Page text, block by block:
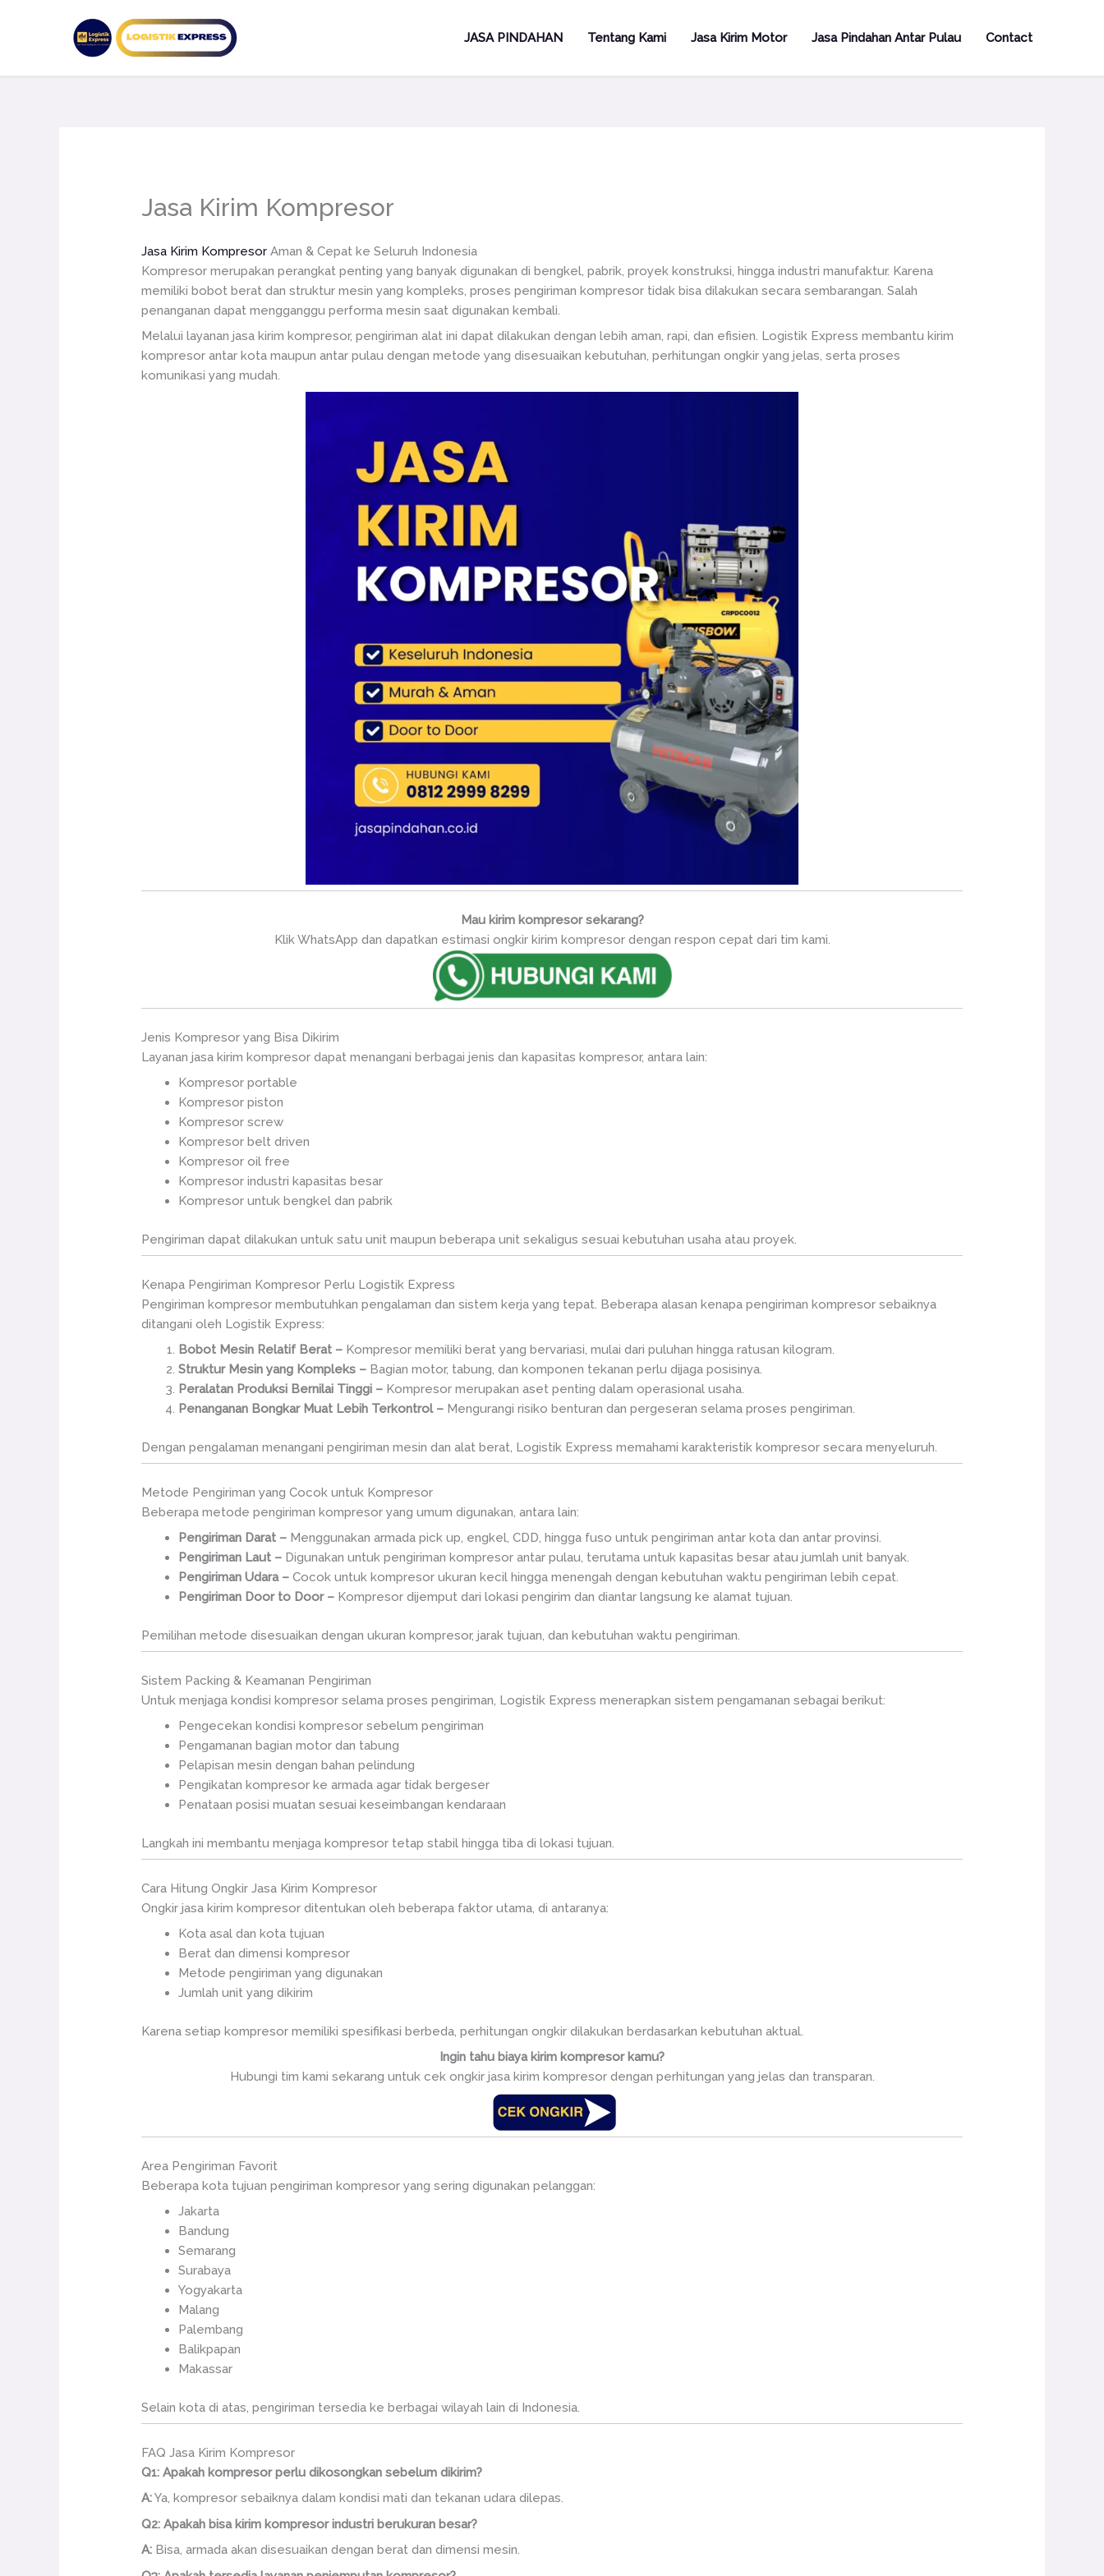
JASA PINDAHAN Tentang Kami Jasa Kirim Motor Jasa Pindahan Antar Pulau Contact
Jasa Kirim Kompresor
Jasa Kirim Kompresor Aman & Cepat ke Seluruh Indonesia
Kompresor merupakan perangkat penting yang banyak digunakan di bengkel, pabrik, proyek konstruksi, hingga industri manufaktur. Karena
memiliki bobot berat dan struktur mesin yang kompleks, proses pengiriman kompresor tidak bisa dilakukan secara sembarangan. Salah
penanganan dapat mengganggu performa mesin saat digunakan kembali.
Melalui layanan jasa kirim kompresor, pengiriman alat ini dapat dilakukan dengan lebih aman, rapi, dan efisien. Logistik Express membantu kirim
kompresor antar kota maupun antar pulau dengan metode yang disesuaikan kebutuhan, perhitungan ongkir yang jelas, serta proses
komunikasi yang mudah.
Mau kirim kompresor sekarang?
Klik WhatsApp dan dapatkan estimasi ongkir kirim kompresor dengan respon cepat dari tim kami.
Jenis Kompresor yang Bisa Dikirim
Layanan jasa kirim kompresor dapat menangani berbagai jenis dan kapasitas kompresor, antara lain:
Kompresor portable
Kompresor piston
Kompresor screw
Kompresor belt driven
Kompresor oil free
Kompresor industri kapasitas besar
Kompresor untuk bengkel dan pabrik
Pengiriman dapat dilakukan untuk satu unit maupun beberapa unit sekaligus sesuai kebutuhan usaha atau proyek.
Kenapa Pengiriman Kompresor Perlu Logistik Express
Pengiriman kompresor membutuhkan pengalaman dan sistem kerja yang tepat. Beberapa alasan kenapa pengiriman kompresor sebaiknya
ditangani oleh Logistik Express:
Bobot Mesin Relatif Berat – Kompresor memiliki berat yang bervariasi, mulai dari puluhan hingga ratusan kilogram.
Struktur Mesin yang Kompleks – Bagian motor, tabung, dan komponen tekanan perlu dijaga posisinya.
Peralatan Produksi Bernilai Tinggi – Kompresor merupakan aset penting dalam operasional usaha.
Penanganan Bongkar Muat Lebih Terkontrol – Mengurangi risiko benturan dan pergeseran selama proses pengiriman.
Dengan pengalaman menangani pengiriman mesin dan alat berat, Logistik Express memahami karakteristik kompresor secara menyeluruh.
Metode Pengiriman yang Cocok untuk Kompresor
Beberapa metode pengiriman kompresor yang umum digunakan, antara lain:
Pengiriman Darat – Menggunakan armada pick up, engkel, CDD, hingga fuso untuk pengiriman antar kota dan antar provinsi.
Pengiriman Laut – Digunakan untuk pengiriman kompresor antar pulau, terutama untuk kapasitas besar atau jumlah unit banyak.
Pengiriman Udara –Cocok untuk kompresor ukuran kecil hingga menengah dengan kebutuhan waktu pengiriman lebih cepat.
Pengiriman Door to Door – Kompresor dijemput dari lokasi pengirim dan diantar langsung ke alamat tujuan.
Pemilihan metode disesuaikan dengan ukuran kompresor, jarak tujuan, dan kebutuhan waktu pengiriman.
Sistem Packing & Keamanan Pengiriman
Untuk menjaga kondisi kompresor selama proses pengiriman, Logistik Express menerapkan sistem pengamanan sebagai berikut:
Pengecekan kondisi kompresor sebelum pengiriman
Pengamanan bagian motor dan tabung
Pelapisan mesin dengan bahan pelindung
Pengikatan kompresor ke armada agar tidak bergeser
Penataan posisi muatan sesuai keseimbangan kendaraan
Langkah ini membantu menjaga kompresor tetap stabil hingga tiba di lokasi tujuan.
Cara Hitung Ongkir Jasa Kirim Kompresor
Ongkir jasa kirim kompresor ditentukan oleh beberapa faktor utama, di antaranya:
Kota asal dan kota tujuan
Berat dan dimensi kompresor
Metode pengiriman yang digunakan
Jumlah unit yang dikirim
Karena setiap kompresor memiliki spesifikasi berbeda, perhitungan ongkir dilakukan berdasarkan kebutuhan aktual.
Ingin tahu biaya kirim kompresor kamu?
Hubungi tim kami sekarang untuk cek ongkir jasa kirim kompresor dengan perhitungan yang jelas dan transparan.
Area Pengiriman Favorit
Beberapa kota tujuan pengiriman kompresor yang sering digunakan pelanggan:
Jakarta
Bandung
Semarang
Surabaya
Yogyakarta
Malang
Palembang
Balikpapan
Makassar
Selain kota di atas, pengiriman tersedia ke berbagai wilayah lain di Indonesia.
FAQ Jasa Kirim Kompresor
Q1: Apakah kompresor perlu dikosongkan sebelum dikirim?
A:Ya, kompresor sebaiknya dalam kondisi mati dan tekanan udara dilepas.
Q2: Apakah bisa kirim kompresor industri berukuran besar?
A: Bisa, armada akan disesuaikan dengan berat dan dimensi mesin.